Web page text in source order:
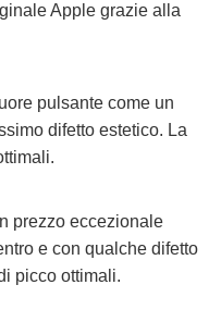
Apple grazie alla
pulsante come un
difetto estetico. La
prezzo eccezionale
e con qualche difetto
picco ottimali.